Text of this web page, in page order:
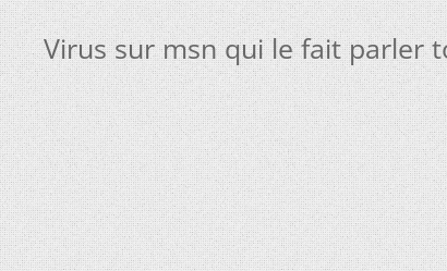
Virus sur msn qui le fait parler